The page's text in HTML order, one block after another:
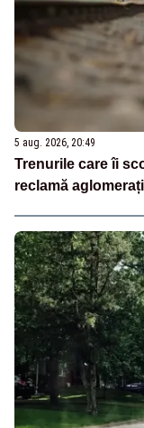
5 aug. 2026, 20:49
Trenurile care îi
reclamă